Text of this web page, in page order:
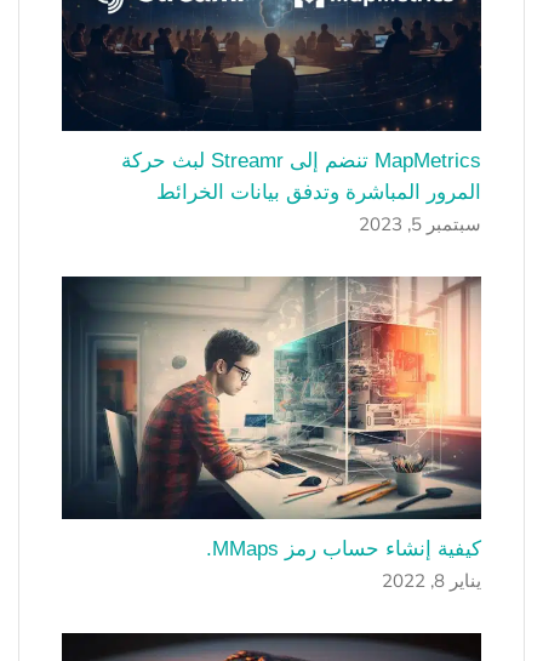
MapMetrics تنضم إلى Streamr لبث حركة
المرور المباشرة وتدفق بيانات الخرائط
سبتمبر 5, 2023
كيفية إنشاء حساب رمز MMaps.
يناير 8, 2022